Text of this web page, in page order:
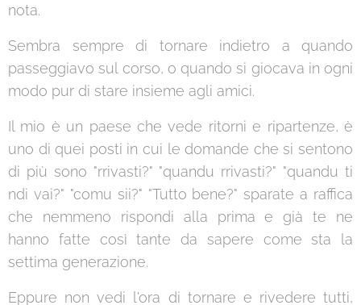
nota.
Sembra sempre di tornare indietro a quando
passeggiavo sul corso, o quando si giocava in ogni
modo pur di stare insieme agli amici.
Il mio è un paese che vede ritorni e ripartenze, è
uno di quei posti in cui le domande che si sentono
di più sono "rrivasti?" "quandu rrivasti?" "quandu ti
ndi vai?" "comu sii?" "Tutto bene?" sparate a raffica
che nemmeno rispondi alla prima e già te ne
hanno fatte così tante da sapere come sta la
settima generazione.
Eppure non vedi l'ora di tornare e rivedere tutti,